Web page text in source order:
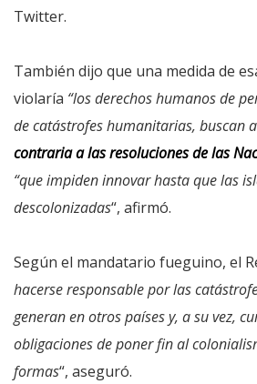
Twitter.
También dijo que una medida de
violaría “los derechos humanos de
de catástrofes humanitarias, buscan
contraria a las resoluciones de las
“que impiden innovar hasta que las
descolonizadas“, afirmó.
Según el mandatario fueguino, el
hacerse responsable por las
generan en otros países y, a su vez,
obligaciones de poner fin al
formas“, aseguró.